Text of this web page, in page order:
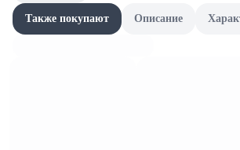
Также покупают Описание